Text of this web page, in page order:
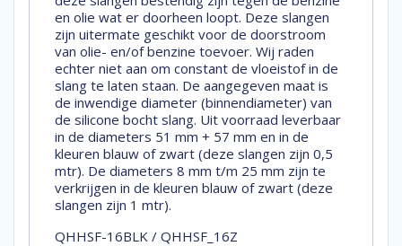
en olie wat er doorheen loopt. Deze slangen
zijn uitermate geschikt voor de doorstroom
van olie- en/of benzine toevoer. Wij raden
echter niet aan om constant de vloeistof in de
slang te laten staan. De aangegeven maat is
de inwendige diameter (binnendiameter) van
de silicone bocht slang. Uit voorraad leverbaar
in de diameters 51 mm + 57 mm en in de
kleuren blauw of zwart (deze slangen zijn 0,5
mtr). De diameters 8 mm t/m 25 mm zijn te
verkrijgen in de kleuren blauw of zwart (deze
slangen zijn 1 mtr).
QHHSF-16BLK / QHHSF_16Z